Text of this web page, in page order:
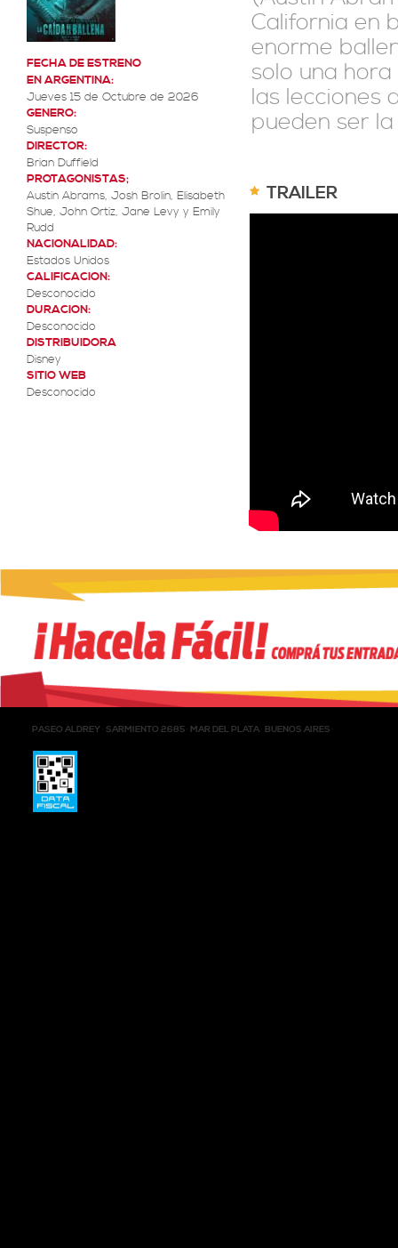
FECHA DE ESTRENO
EN ARGENTINA:
Jueves 15 de Octubre de 2026
GENERO:
Suspenso
DIRECTOR:
Brian Duffield
PROTAGONISTAS;
Austin Abrams, Josh Brolin, Elisabeth
Shue, John Ortiz, Jane Levy y Emily
Rudd
NACIONALIDAD:
Estados Unidos
CALIFICACION:
Desconocido
DURACION:
Desconocido
DISTRIBUIDORA
Disney
SITIO WEB
Desconocido
California en
enorme
solo una
las lecciones
pueden ser
TRAILER
PASEO ALDREY SARMIENTO 2685 MAR DEL PLATA BUENOS AIRES